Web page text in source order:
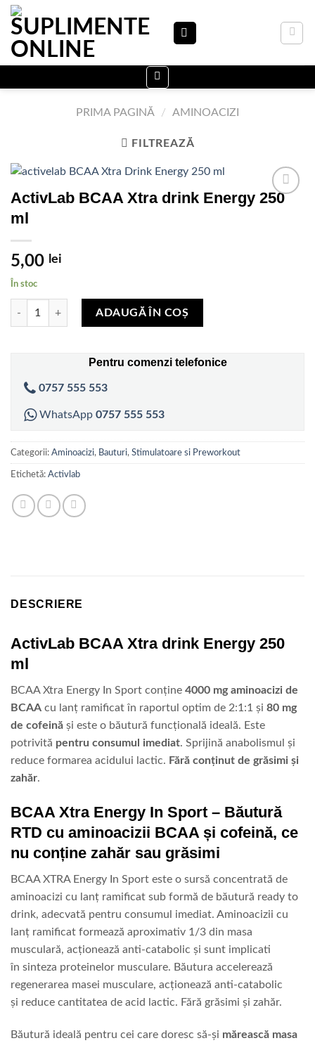
Skip
content
PRIMA PAGINĂ / AMINOACIZI
FILTREAZĂ
ActivLab BCAA Xtra drink Energy 250
ml
5,00 lei
În stoc
Cantitate ActivLab BCAA Xtra drink Energy 250 ml
ADAUGĂ ÎN COȘ
Pentru comenzi telefonice
0757 555 553
WhatsApp 0757 555 553
Categorii: Aminoacizi, Bauturi, Stimulatoare si Preworkout
Etichetă: Activlab
DESCRIERE
ActivLab BCAA Xtra drink Energy 250
ml
BCAA Xtra Energy In Sport conține 4000 mg aminoacizi de
BCAA cu lanț ramificat în raportul optim de 2:1:1 și 80 mg
de cofeină și este o băutură funcțională ideală. Este
potrivită pentru consumul imediat. Sprijină anabolismul și
reduce formarea acidului lactic. Fără conținut de grăsimi și
zahăr.
BCAA Xtra Energy In Sport – Băutură
RTD cu aminoacizii BCAA și cofeină, ce
nu conține zahăr sau grăsimi
BCAA XTRA Energy In Sport este o sursă concentrată de
aminoacizi cu lanț ramificat sub formă de băutură ready to
drink, adecvată pentru consumul imediat. Aminoacizii cu
lanț ramificat formează aproximativ 1/3 din masa
musculară, acționează anti-catabolic și sunt implicati
în sinteza proteinelor musculare. Băutura accelerează
regenerarea masei musculare, acționează anti-catabolic
și reduce cantitatea de acid lactic. Fără grăsimi și zahăr.
Băutură ideală pentru cei care doresc să-și mărească masa